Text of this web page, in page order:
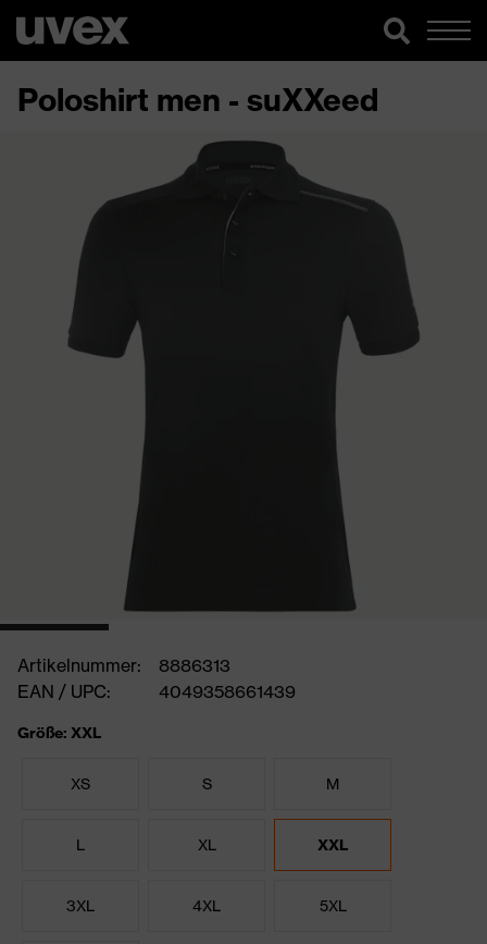
Poloshirt men - suXXeed
Artikelnummer:
8886313
EAN / UPC:
4049358661439
Größe: XXL
XS S M
L XL XXL
3XL 4XL 5XL